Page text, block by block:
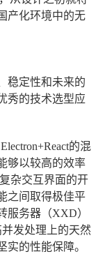
产化环境中的无
稳定性和未来的
秀的技术选型应
的混
够以较高的效率
杂交互界面的开
之间取得极佳平
服务器（XXD）
发处理上的天然
的性能保障。